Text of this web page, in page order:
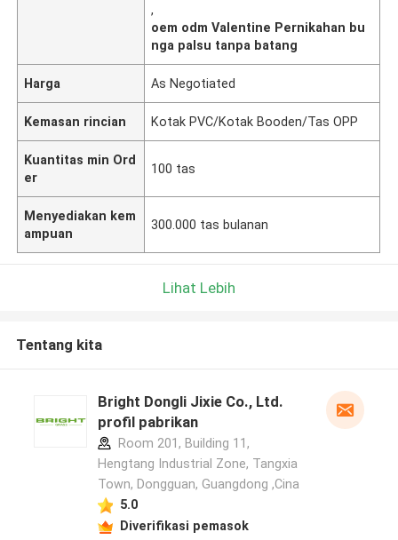
,
oem odm Valentine Pernikahan bu
nga palsu tanpa batang
Harga As Negotiated
Kemasan rincian Kotak PVC/Kotak Booden/Tas OPP
Kuantitas min Ord
er
100 tas
Menyediakan kem
ampuan
300.000 tas bulanan
Lihat Lebih
Tentang kita
Bright Dongli Jixie Co., Ltd.
profil pabrikan
Room 201, Building 11,
Hengtang Industrial Zone, Tangxia
Town, Dongguan, Guangdong ,Cina
5.0
Diverifikasi pemasok